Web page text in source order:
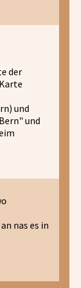
der
und
und
nas es in